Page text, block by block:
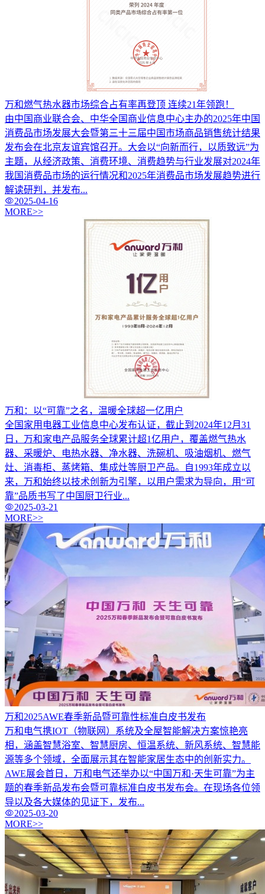
万和燃气热水器市场综合占有率再登顶 连续21年领跑！
由中国商业联合会、中华全国商业信息中心主办的2025年中国
消费品市场发展大会暨第三十三届中国市场商品销售统计结果
发布会在北京友谊宾馆召开。大会以“向新而行，以质致远”为
主题，从经济政策、消费环境、消费趋势与行业发展对2024年
我国消费品市场的运行情况和2025年消费品市场发展趋势进行
解读研判，并发布...
2025-04-16
MORE>>
万和：以“可靠”之名，温暖全球超一亿用户
全国家用电器工业信息中心发布认证，截止到2024年12月31
日，万和家电产品服务全球累计超1亿用户，覆盖燃气热水
器、采暖炉、电热水器、净水器、洗碗机、吸油烟机、燃气
灶、消毒柜、蒸烤箱、集成灶等厨卫产品。自1993年成立以
来，万和始终以技术创新为引擎，以用户需求为导向，用“可
靠”品质书写了中国厨卫行业...
2025-03-21
MORE>>
万和2025AWE春季新品暨可靠性标准白皮书发布
万和电气携IOT（物联网）系统及全屋智能解决方案惊艳亮
相，涵盖智慧浴室、智慧厨房、恒温系统、新风系统、智慧能
源等多个领域，全面展示其在智能家居生态中的创新实力。
AWE展会首日，万和电气还举办以“中国万和·天生可靠”为主
题的春季新品发布会暨可靠标准白皮书发布会。在现场各位领
导以及各大媒体的见证下，发布...
2025-03-20
MORE>>